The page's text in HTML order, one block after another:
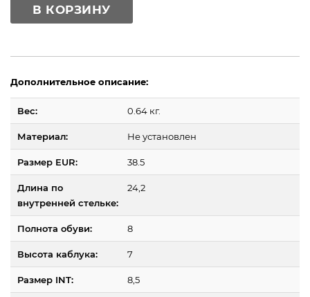
В КОРЗИНУ
Дополнительное описание:
Вес: 0.64 кг.
Материал: Не установлен
Размер EUR: 38.5
Длина по
внутренней стельке:
24,2
Полнота обуви: 8
Высота каблука: 7
Размер INT: 8,5